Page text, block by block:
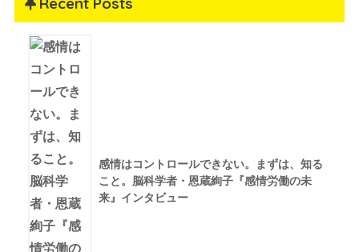
感情はコントロールできない。まずは、知る
こと。脳科学者・恩蔵絢子『感情労働の未
来』インタビュー